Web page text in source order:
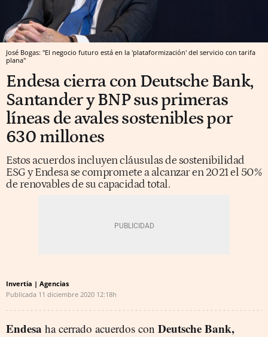
José Bogas: "El negocio futuro está en la 'plataformización' del servicio con tarifa
plana"
Endesa cierra con Deutsche Bank,
Santander y BNP sus primeras
líneas de avales sostenibles por
630 millones
Estos acuerdos incluyen cláusulas de sostenibilidad
ESG y Endesa se compromete a alcanzar en 2021 el 50%
de renovables de su capacidad total.
Invertia | Agencias
Publicada 11 diciembre 2020 12:18h
Endesa ha cerrado acuerdos con Deutsche Bank,